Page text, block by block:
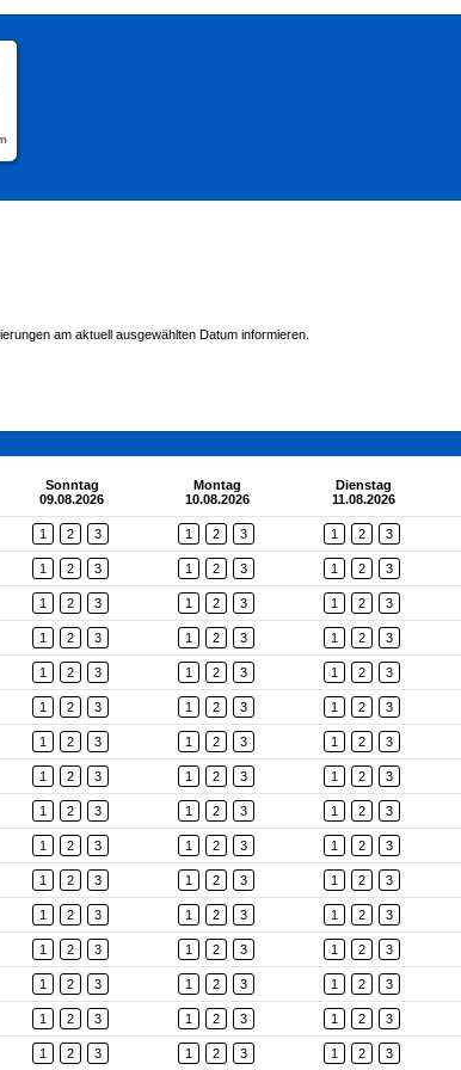
am aktuell ausgewählten Datum informieren.
Sonntag
09.08.2026
Montag
10.08.2026
Dienstag
11.08.2026
1 2 3 1 2 3 1 2 3
1 2 3 1 2 3 1 2 3
1 2 3 1 2 3 1 2 3
1 2 3 1 2 3 1 2 3
1 2 3 1 2 3 1 2 3
1 2 3 1 2 3 1 2 3
1 2 3 1 2 3 1 2 3
1 2 3 1 2 3 1 2 3
1 2 3 1 2 3 1 2 3
1 2 3 1 2 3 1 2 3
1 2 3 1 2 3 1 2 3
1 2 3 1 2 3 1 2 3
1 2 3 1 2 3 1 2 3
1 2 3 1 2 3 1 2 3
1 2 3 1 2 3 1 2 3
1 2 3 1 2 3 1 2 3